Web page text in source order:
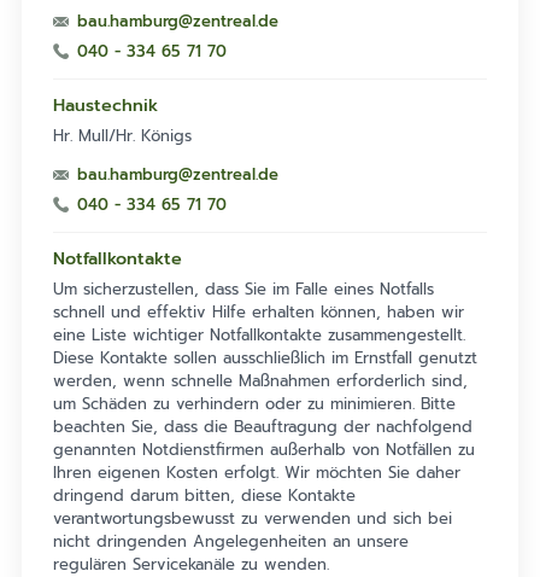
bau.hamburg@zentreal.de
040 - 334 65 71 70
Haustechnik
Hr. Mull/Hr. Königs
bau.hamburg@zentreal.de
040 - 334 65 71 70
Notfallkontakte
Um sicherzustellen, dass Sie im Falle eines Notfalls
schnell und effektiv Hilfe erhalten können, haben wir
eine Liste wichtiger Notfallkontakte zusammengestellt.
Diese Kontakte sollen ausschließlich im Ernstfall genutzt
werden, wenn schnelle Maßnahmen erforderlich sind,
um Schäden zu verhindern oder zu minimieren. Bitte
beachten Sie, dass die Beauftragung der nachfolgend
genannten Notdienstfirmen außerhalb von Notfällen zu
Ihren eigenen Kosten erfolgt. Wir möchten Sie daher
dringend darum bitten, diese Kontakte
verantwortungsbewusst zu verwenden und sich bei
nicht dringenden Angelegenheiten an unsere
regulären Servicekanäle zu wenden.